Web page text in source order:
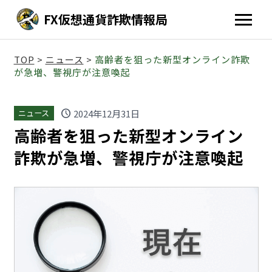
FX仮想通貨詐欺情報局
TOP > ニュース > 高齢者を狙った新型オンライン詐欺
が急増、警視庁が注意喚起
ニュース schedule 2024年12月31日
高齢者を狙った新型オンライン
詐欺が急増、警視庁が注意喚起